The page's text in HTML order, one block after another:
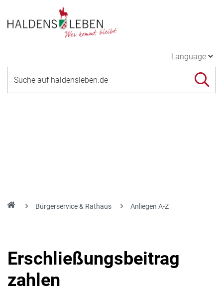
Language
Bürgerservice & Rathaus Anliegen A-Z
Erschließungsbeitrag
zahlen